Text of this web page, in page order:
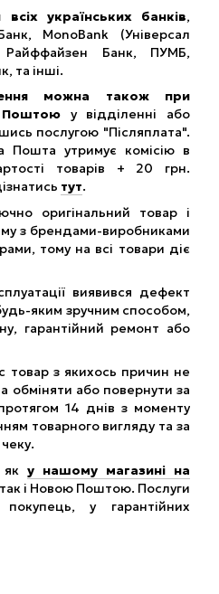
українських банків,
MonoBank (Універсал
Банк, ПУМБ,
та інші.
можна також при
Поштою у відділенні або
послугою "Післяплата".
Пошта утримує комісію в
товарів + 20 грн.
тут.
оригінальний товар і
з брендами-виробниками
тому на всі товари діє
виявився дефект
яким зручним способом,
гарантійний ремонт або
товар з якихось причин не
обміняти або повернути за
14 днів з моменту
товарного вигляду та за
у нашому магазині на
і Новою Поштою. Послуги
у гарантійних